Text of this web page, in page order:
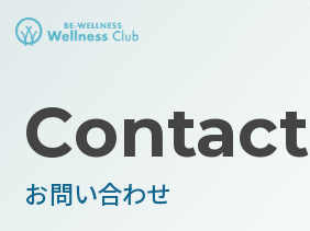
Contact
お問い合わせ